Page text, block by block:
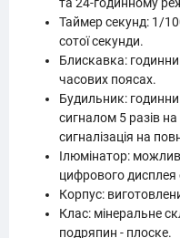
Таймер секунд: 1/
сотої секунди.
Блискавка:
часових поясах.
Будильник:
сигналом 5 разів
сигналізація на
Ілюмінатор:
цифрового дисплея
Корпус:
Клас: мінеральне
подряпин - плоске.